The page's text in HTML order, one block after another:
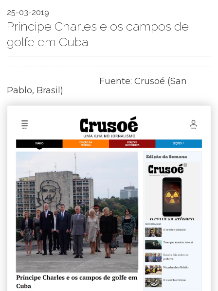
25-03-2019
Príncipe Charles e os campos de
golfe em Cuba
Fuente: Crusoé (San
Pablo, Brasil)